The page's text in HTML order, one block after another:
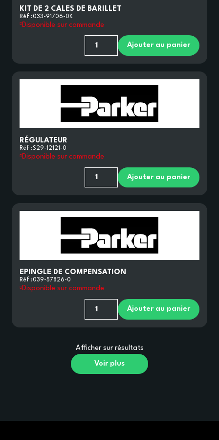
KIT DE 2 CALES DE BARILLET
Réf :033-91706-0K
Disponible sur commande
Ajouter au panier
RÉGULATEUR
Réf :S29-12121-0
Disponible sur commande
Ajouter au panier
EPINGLE DE COMPENSATION
Réf :039-57826-0
Disponible sur commande
Ajouter au panier
Afficher sur résultats
Voir plus